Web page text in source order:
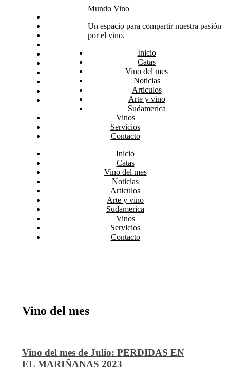
Arte y vino
Sudamerica
Mundo Vino
Un espacio para compartir nuestra pasión
por el vino.
Inicio
Catas
Vino del mes
Noticias
Articulos
Arte y vino
Sudamerica
Vinos
Servicios
Contacto
Inicio
Catas
Vino del mes
Noticias
Articulos
Arte y vino
Sudamerica
Vinos
Servicios
Contacto
Vino del mes
Vino del mes de Julio: PERDIDAS EN
EL MARIÑANAS 2023